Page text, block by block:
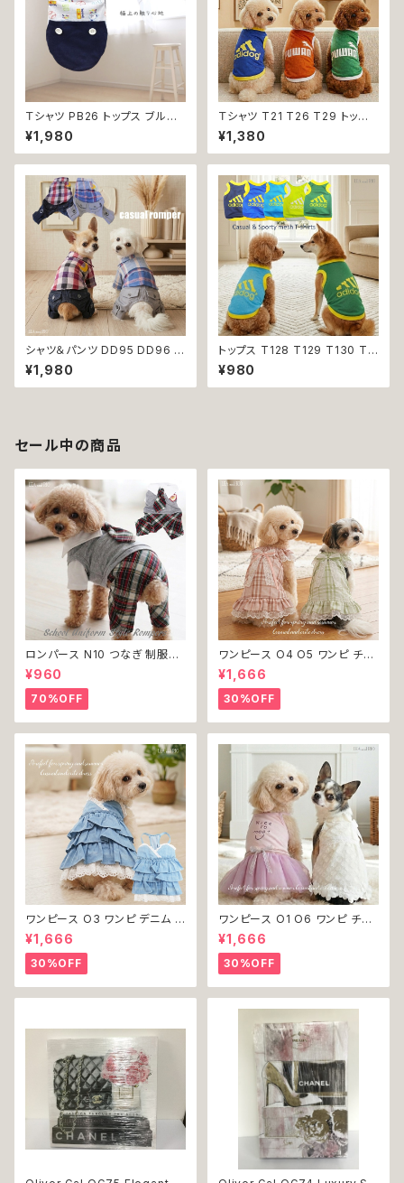
Ｔシャツ PB26 トップス ブルー
野球 くま ドックウェア 小型犬
犬 猫 dog cat ペット 服 犬服
返品交換不可
¥1,980
Ｔシャツ T21 T26 T29 トップ
ス ノースリーブ メッシュ 夏 蒸
れにくい 犬 猫 ペット 犬の服 猫
の服 犬服 猫服 返品交換不可
¥1,380
シャツ＆パンツ DD95 DD96 チ
ェック柄 星柄 半袖 つなぎ オー
ルインワン カバーオール 犬用
猫用 犬 猫 ペット 服 犬服 猫服
¥1,980
トップス T128 T129 T130 T1
31 T132 Ｔシャツ 1-7号 小型
犬用 スポーティー カジュアル
メッシュ ノースリーブ ブルー グ
¥980
セール中の商品
ロンパース N10 つなぎ 制服風
チェック柄 グレー 灰色 コスチュ
ーム コスプレ ドッグウェア dog
犬 猫 ペット 服 犬服 洋服 オシ
ャレ かわいい 小型犬 返品交換
不可
¥960
70%OFF
ワンピース O4 O5 ワンピ チェ
ック プリーツ レース 女の子 犬
犬服 小型 猫 服 洋服 ペット do
g ドッグウェア おしゃれ かわい
い 返品交換不可
¥1,666
30%OFF
ワンピース O3 ワンピ デニム プ
リーツ レース 女の子 犬 犬服
小型 猫 服 洋服 ペット dog ド
ッグウェア おしゃれ かわいい 返
品交換不可
¥1,666
30%OFF
ワンピース O1 O6 ワンピ チュ
ール レース 花 フラワー 女の子
犬 犬服 小型 猫 服 洋服 ペット
dog ドッグウェア おしゃれ かわ
いい 返品交換不可
¥1,666
30%OFF